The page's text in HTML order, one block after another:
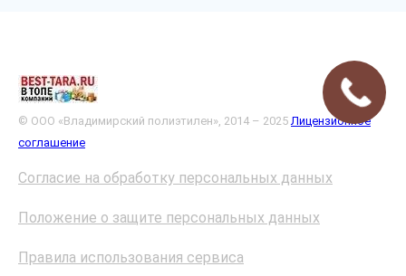
© ООО «Владимирский полиэтилен», 2014 – 2025 Лицензионное
соглашение
Согласие на обработку персональных данных
Положение о защите персональных данных
Правила использования сервиса